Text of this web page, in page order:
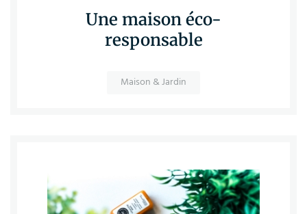
Une maison éco-
responsable
Maison & Jardin